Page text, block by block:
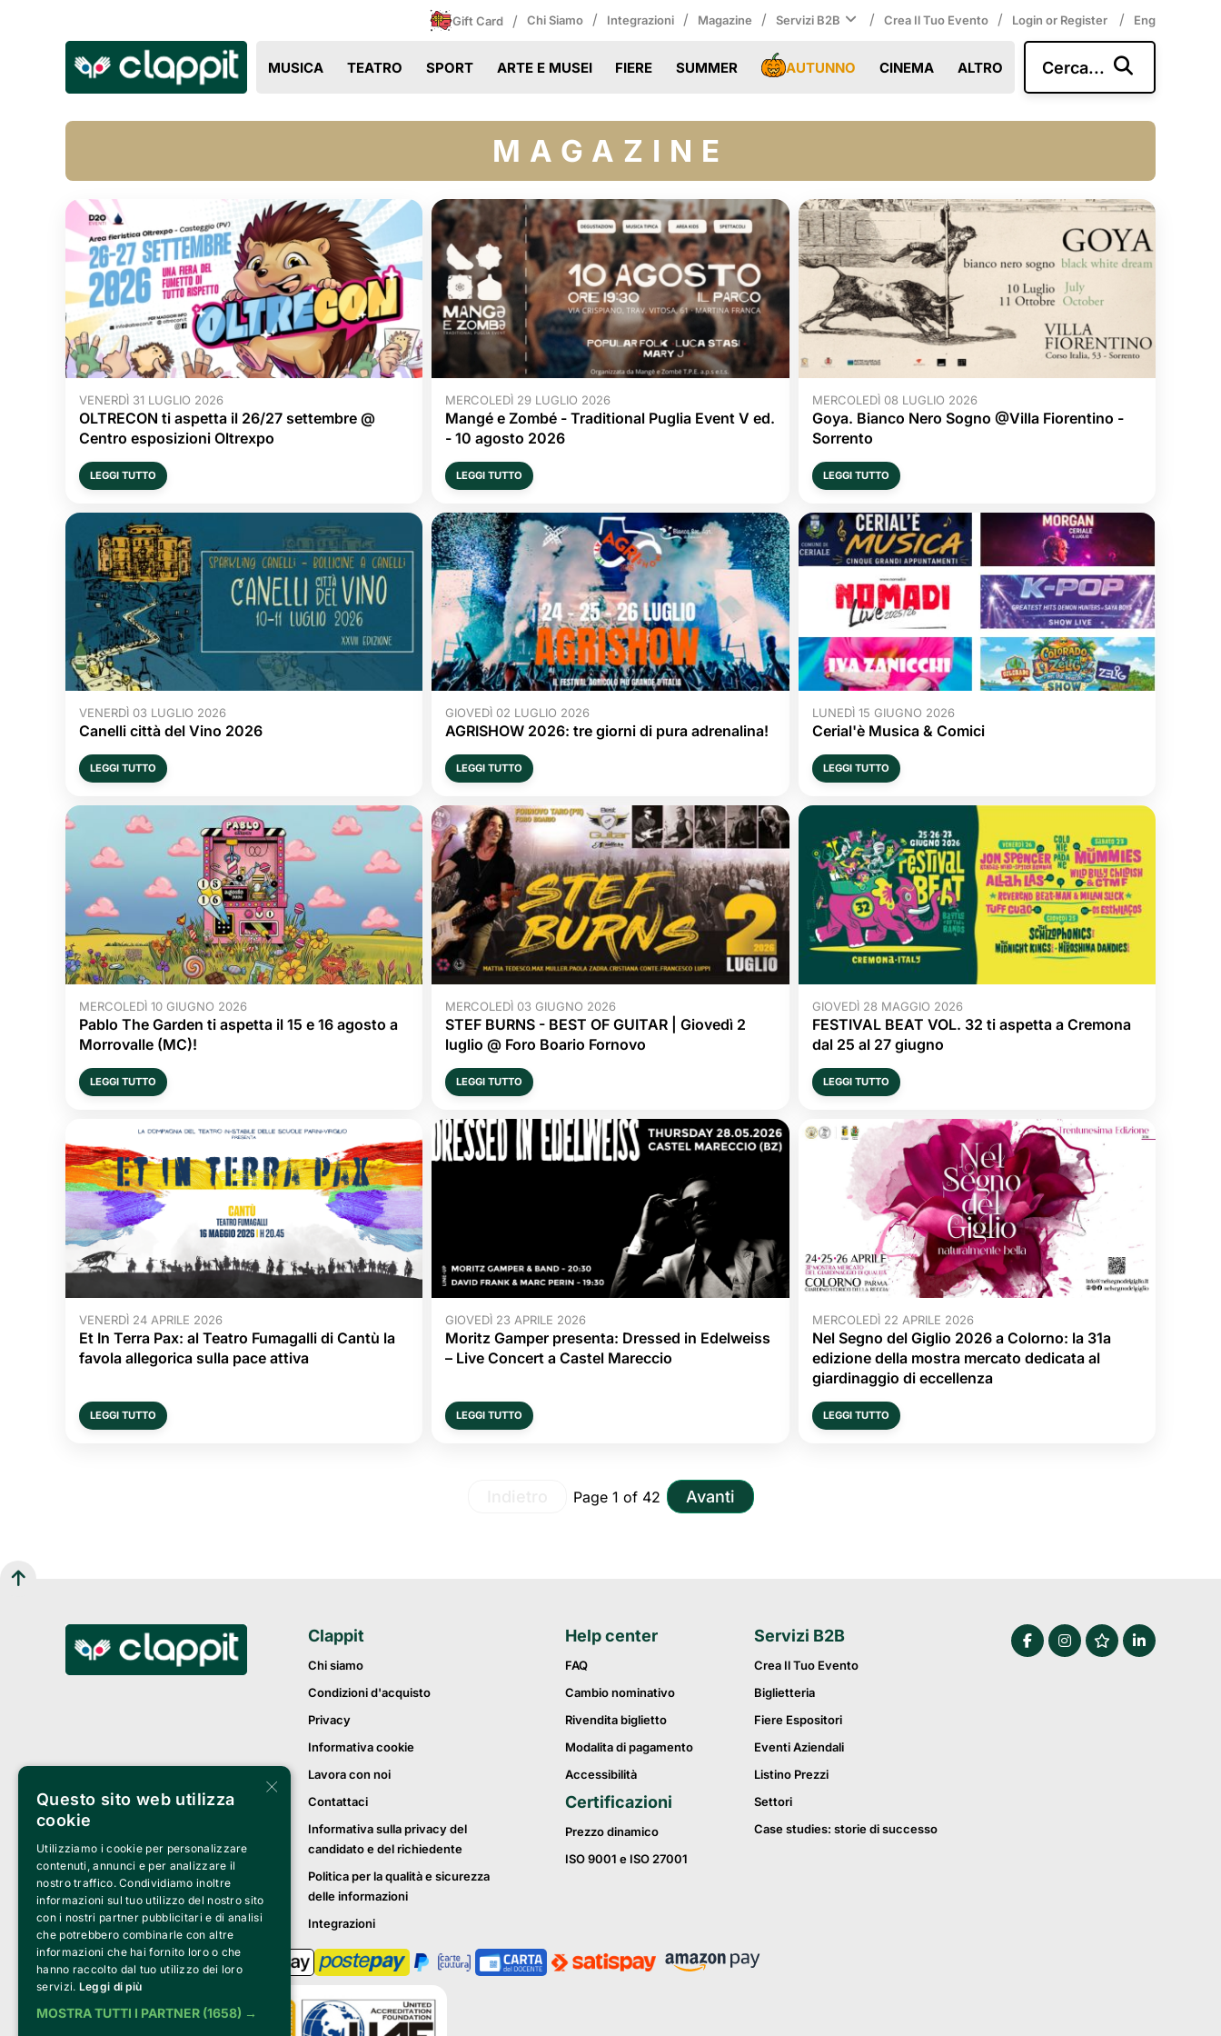
Gift Card / Chi Siamo / Integrazioni / Magazine / Servizi B2B / Crea Il Tuo Evento / Login or Register / Eng
MUSICA TEATRO SPORT ARTE E MUSEI FIERE SUMMER AUTUNNO CINEMA ALTRO Cerca...
MAGAZINE
VENERDÌ 31 LUGLIO 2026
OLTRECON ti aspetta il 26/27 settembre @
Centro esposizioni Oltrexpo
LEGGI TUTTO
MERCOLEDÌ 29 LUGLIO 2026
Mangé e Zombé - Traditional Puglia Event V ed.
- 10 agosto 2026
LEGGI TUTTO
MERCOLEDÌ 08 LUGLIO 2026
Goya. Bianco Nero Sogno @Villa Fiorentino -
Sorrento
LEGGI TUTTO
VENERDÌ 03 LUGLIO 2026
Canelli città del Vino 2026
LEGGI TUTTO
GIOVEDÌ 02 LUGLIO 2026
AGRISHOW 2026: tre giorni di pura adrenalina!
LEGGI TUTTO
LUNEDÌ 15 GIUGNO 2026
Cerial'è Musica & Comici
LEGGI TUTTO
MERCOLEDÌ 10 GIUGNO 2026
Pablo The Garden ti aspetta il 15 e 16 agosto a
Morrovalle (MC)!
LEGGI TUTTO
MERCOLEDÌ 03 GIUGNO 2026
STEF BURNS - BEST OF GUITAR | Giovedì 2
luglio @ Foro Boario Fornovo
LEGGI TUTTO
GIOVEDÌ 28 MAGGIO 2026
FESTIVAL BEAT VOL. 32 ti aspetta a Cremona
dal 25 al 27 giugno
LEGGI TUTTO
VENERDÌ 24 APRILE 2026
Et In Terra Pax: al Teatro Fumagalli di Cantù la
favola allegorica sulla pace attiva
LEGGI TUTTO
GIOVEDÌ 23 APRILE 2026
Moritz Gamper presenta: Dressed in Edelweiss
– Live Concert a Castel Mareccio
LEGGI TUTTO
MERCOLEDÌ 22 APRILE 2026
Nel Segno del Giglio 2026 a Colorno: la 31a
edizione della mostra mercato dedicata al
giardinaggio di eccellenza
LEGGI TUTTO
Page 1 of 42
Clappit
Chi siamo
Condizioni d'acquisto
Privacy
Informativa cookie
Lavora con noi
Contattaci
Informativa sulla privacy del
candidato e del richiedente
Politica per la qualità e sicurezza
delle informazioni
Integrazioni
Help center
FAQ
Cambio nominativo
Rivendita biglietto
Modalita di pagamento
Accessibilità
Certificazioni
Prezzo dinamico
ISO 9001 e ISO 27001
Servizi B2B
Crea Il Tuo Evento
Biglietteria
Fiere Espositori
Eventi Aziendali
Listino Prezzi
Settori
Case studies: storie di successo
×
Questo sito web utilizza
cookie
Utilizziamo i cookie per personalizzare
contenuti, annunci e per analizzare il
nostro traffico. Condividiamo inoltre
informazioni sul tuo utilizzo del nostro sito
con i nostri partner pubblicitari e di analisi
che potrebbero combinarle con altre
informazioni che hai fornito loro o che
hanno raccolto dal tuo utilizzo dei loro
servizi. Leggi di più
MOSTRA TUTTI I PARTNER (1658) →